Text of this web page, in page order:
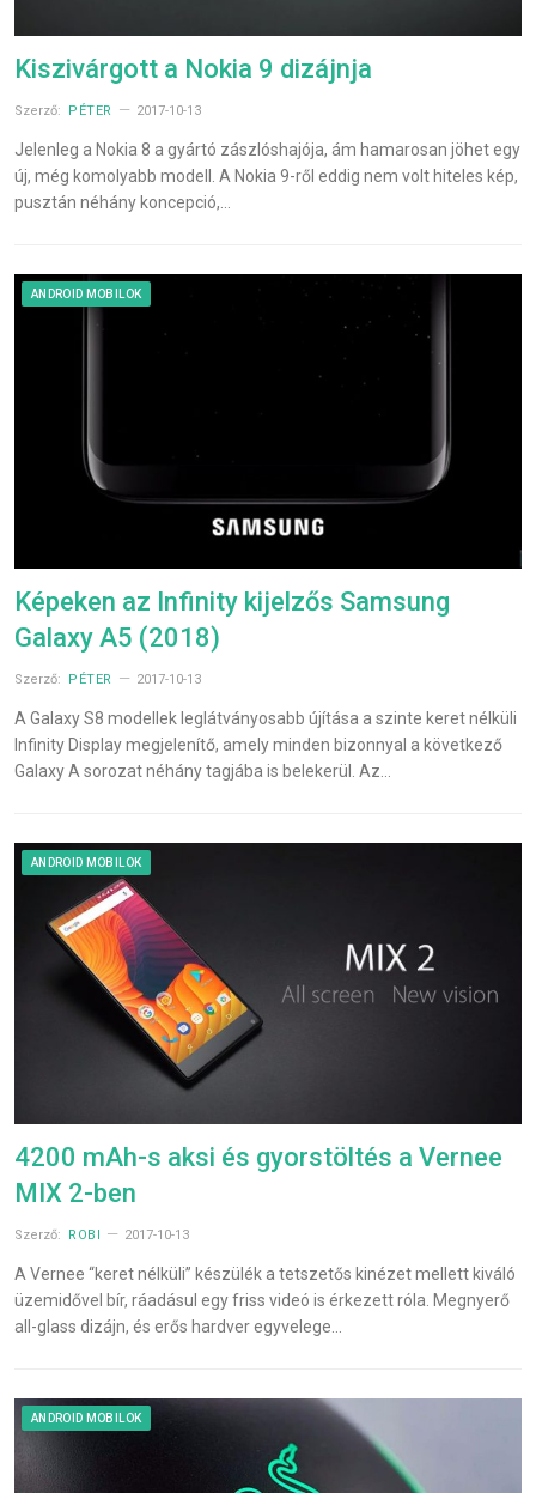
Kiszivárgott a Nokia 9 dizájnja
Szerző: PÉTER 2017-10-13
Jelenleg a Nokia 8 a gyártó zászlóshajója, ám hamarosan jöhet egy
új, még komolyabb modell. A Nokia 9-ről eddig nem volt hiteles kép,
pusztán néhány koncepció,…
ANDROID MOBILOK
Képeken az Infinity kijelzős Samsung
Galaxy A5 (2018)
Szerző: PÉTER 2017-10-13
A Galaxy S8 modellek leglátványosabb újítása a szinte keret nélküli
Infinity Display megjelenítő, amely minden bizonnyal a következő
Galaxy A sorozat néhány tagjába is belekerül. Az…
ANDROID MOBILOK
4200 mAh-s aksi és gyorstöltés a Vernee
MIX 2-ben
Szerző: ROBI 2017-10-13
A Vernee “keret nélküli” készülék a tetszetős kinézet mellett kiváló
üzemidővel bír, ráadásul egy friss videó is érkezett róla. Megnyerő
all-glass dizájn, és erős hardver egyvelege…
ANDROID MOBILOK